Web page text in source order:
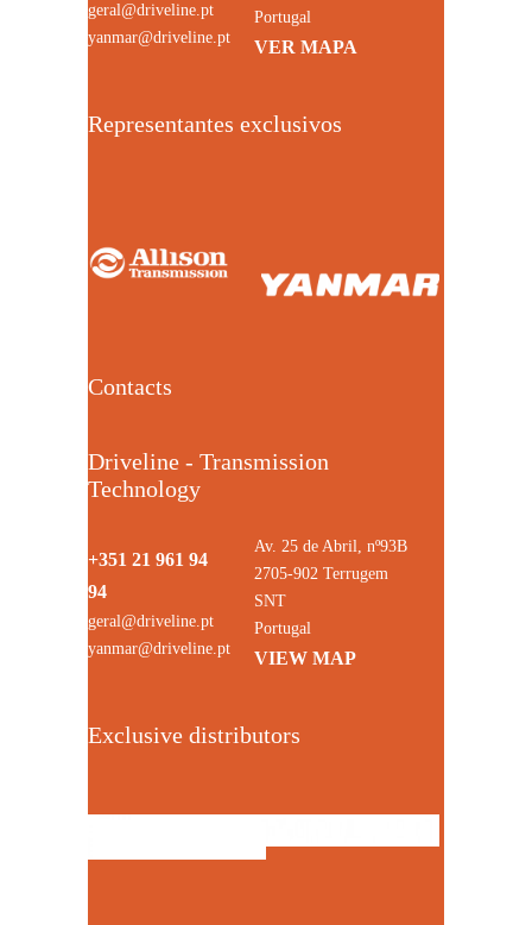
geral@driveline.pt
yanmar@driveline.pt
Portugal
VER MAPA
Representantes exclusivos
Contacts
Driveline - Transmission
Technology
+351 21 961 94
94
geral@driveline.pt
yanmar@driveline.pt
Av. 25 de Abril, nº93B
2705-902 Terrugem
SNT
Portugal
VIEW MAP
Exclusive distributors